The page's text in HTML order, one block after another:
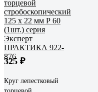
325 ₽
Круг лепестковый